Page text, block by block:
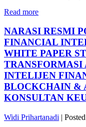
PETA
SIMULASI
CASHFLOW,
DAN
ARSITEKTUR
KENDALI
NASIONAL
BY
PT
JASA
KONSULTAN
KEUANGAN
Read moreB50
B100:
ANTARA
BEBAN
NEGARA
DAN
MESIN
UANG
BARU
—
DAMPAK,
NARASI RESMI
FINANCIAL
WHITE PAPER
INTELIJEN
BLOCKCHAIN &
KONSULTAN
Widi Prihartanadi |